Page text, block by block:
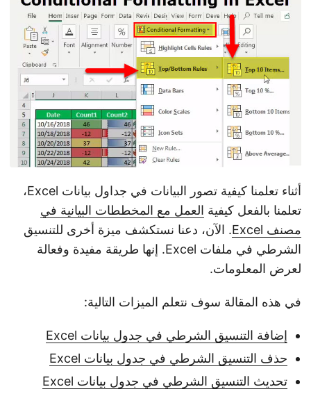
أثناء تعلمنا كيفية تصور البيانات في جداول بيانات Excel،
تعلمنا بالفعل كيفيةالعمل مع المخططات البيانية في
مصنف Excel
. الآن، دعنا نستكشف ميزة أخرى للتنسيق
الشرطي في ملفات Excel. إنها طريقة مفيدة وفعالة
لعرض المعلومات.
في هذه المقالة سوف نتعلم الميزات التالية:
إضافة التنسيق الشرطي في جدول بيانات Excel
حذف التنسيق الشرطي في جدول بيانات Excel
تحديث التنسيق الشرطي في جدول بيانات Excel